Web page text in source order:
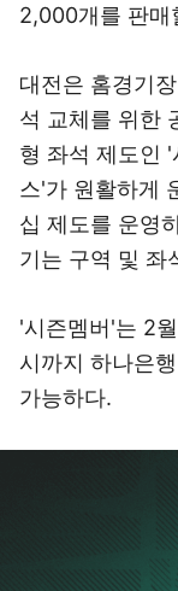
2,000개를 판매
대전은 홈경기
석 교체를 위한
형 좌석 제도인
스'가 원활하게
십 제도를 운영
기는 구역 및 좌
'시즌멤버'는 2
시까지 하나은
가능하다.